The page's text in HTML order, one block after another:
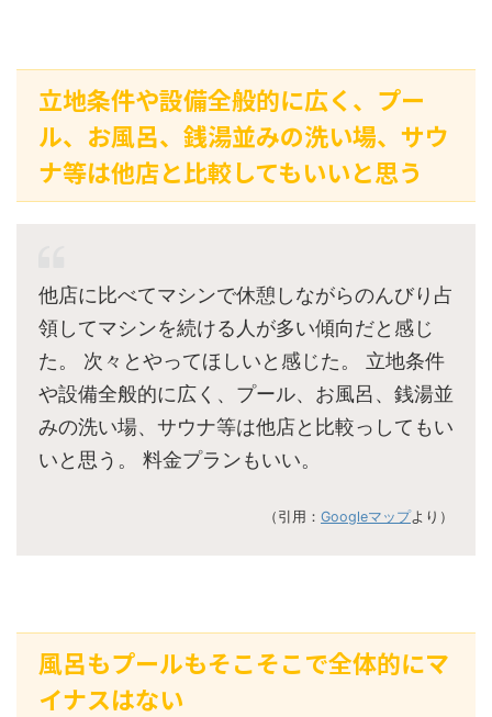
立地条件や設備全般的に広く、プー
ル、お風呂、銭湯並みの洗い場、サウ
ナ等は他店と比較してもいいと思う
他店に比べてマシンで休憩しながらのんびり占
領してマシンを続ける人が多い傾向だと感じ
た。 次々とやってほしいと感じた。 立地条件
や設備全般的に広く、プール、お風呂、銭湯並
みの洗い場、サウナ等は他店と比較っしてもい
いと思う。 料金プランもいい。
（引用： Googleマップより）
風呂もプールもそこそこで全体的にマ
イナスはない